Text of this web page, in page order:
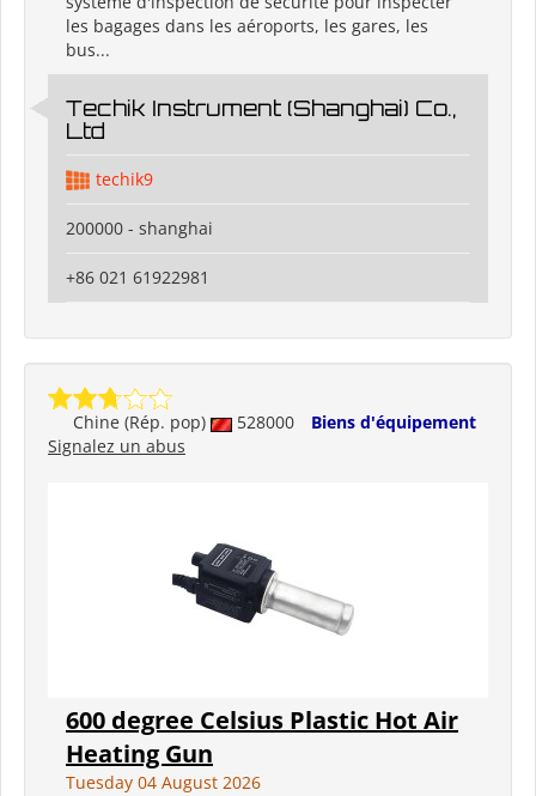
les bagages dans les aéroports, les gares, les
bus...
Techik Instrument (Shanghai) Co.,
Ltd
techik9
200000 - shanghai
+86 021 61922981
Chine (Rép. pop) 528000
Biens d'équipement
Signalez un abus
600 degree Celsius Plastic Hot Air
Heating Gun
Tuesday 04 August 2026